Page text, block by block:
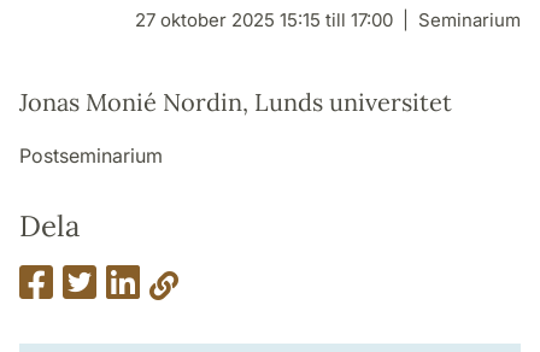
27 oktober 2025 15:15 till 17:00 Seminarium
Jonas Monié Nordin, Lunds universitet
Postseminarium
Dela